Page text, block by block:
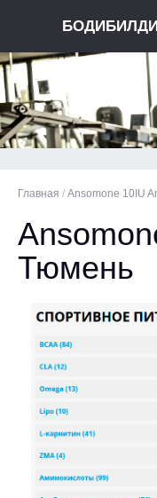
Главная / Ansomone 10IU
Тюмень